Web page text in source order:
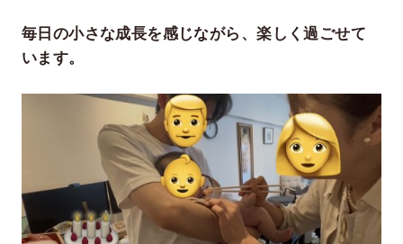
毎日の小さな成長を感じながら、楽しく過ごせて
います。